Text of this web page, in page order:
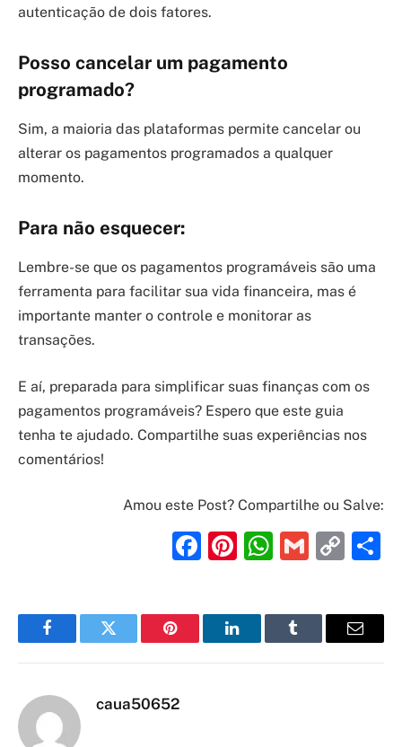
autenticação de dois fatores.
Posso cancelar um pagamento
programado?
Sim, a maioria das plataformas permite cancelar ou
alterar os pagamentos programados a qualquer
momento.
Para não esquecer:
Lembre-se que os pagamentos programáveis são uma
ferramenta para facilitar sua vida financeira, mas é
importante manter o controle e monitorar as
transações.
E aí, preparada para simplificar suas finanças com os
pagamentos programáveis? Espero que este guia
tenha te ajudado. Compartilhe suas experiências nos
comentários!
Amou este Post? Compartilhe ou Salve:
Facebook
Pinterest
Gmail
FacebookTwitter Pinterest LinkedInTumblr Email
caua50652